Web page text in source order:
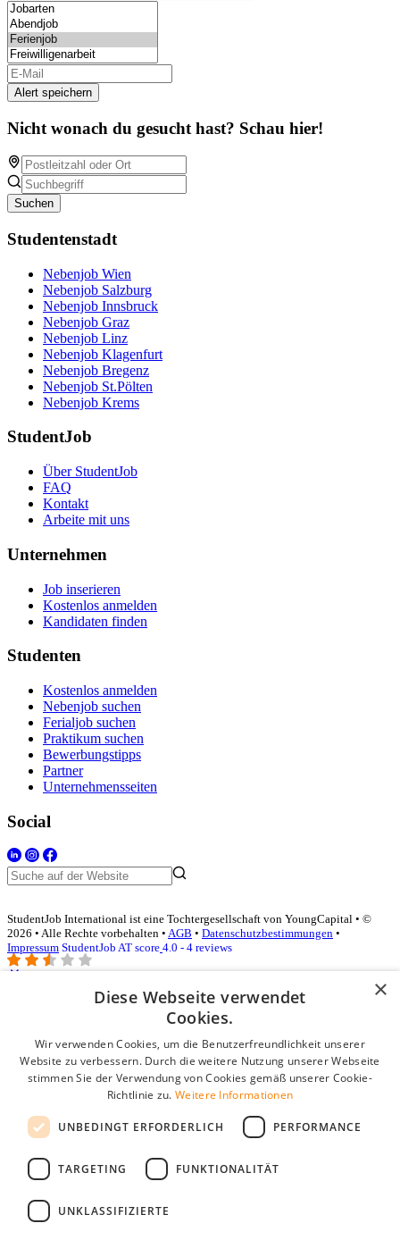
Alert speichern
Nicht wonach du gesucht hast? Schau hier!
Suchen
Studentenstadt
Nebenjob Wien
Nebenjob Salzburg
Nebenjob Innsbruck
Nebenjob Graz
Nebenjob Linz
Nebenjob Klagenfurt
Nebenjob Bregenz
Nebenjob St.Pölten
Nebenjob Krems
StudentJob
Über StudentJob
FAQ
Kontakt
Arbeite mit uns
Unternehmen
Job inserieren
Kostenlos anmelden
Kandidaten finden
Studenten
Kostenlos anmelden
Nebenjob suchen
Ferialjob suchen
Praktikum suchen
Bewerbungstipps
Partner
Unternehmensseiten
Social
StudentJob International ist eine Tochtergesellschaft von YoungCapital • ©
2026 • Alle Rechte vorbehalten • AGB • Datenschutzbestimmungen •
Impressum StudentJob AT score 4.0 - 4 reviews
Login für Unternehmen
E-Mail*
Passwort
Angemeldet bleiben
Passwort vergessen?
Kostenloses Unternehmensprofil
Wenn Sie sich registriert haben, können Sie ein Unternehmensprofil
×
Diese Webseite verwendet
Cookies.
Wir verwenden Cookies, um die Benutzerfreundlichkeit unserer
Website zu verbessern. Durch die weitere Nutzung unserer Webseite
stimmen Sie der Verwendung von Cookies gemäß unserer Cookie-
Richtlinie zu. Weitere Informationen
UNBEDINGT ERFORDERLICH PERFORMANCE
TARGETING FUNKTIONALITÄT
UNKLASSIFIZIERTE